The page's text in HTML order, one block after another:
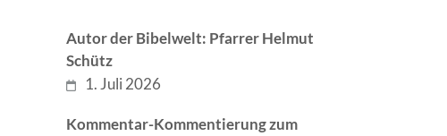
Autor der Bibelwelt: Pfarrer Helmut
Schütz
1. Juli 2026
Kommentar-Kommentierung zum